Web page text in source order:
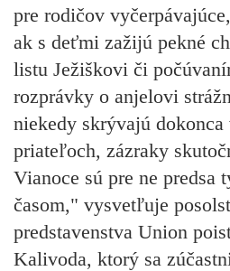
pre rodičov
ak s deťmi zažijú pekné
listu Ježiškovi či
rozprávky o anjelovi
niekedy skrývajú
priateľoch, zázraky
Vianoce sú pre ne predsa
časom," vysvetľuje
predstavenstva Union
Kalivoda, ktorý sa